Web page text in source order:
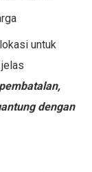
untuk
dengan